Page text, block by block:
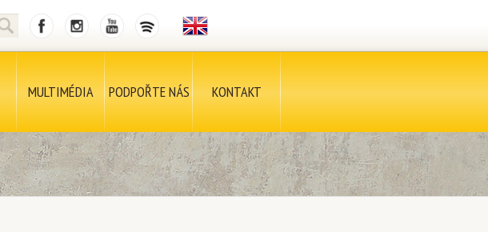
MULTIMÉDIA PODPOŘTE NÁS KONTAKT